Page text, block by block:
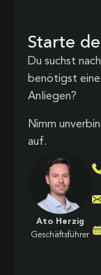
Starte
Du suchst
benötigst eine
Anliegen?
Nimm
auf.
Ato Herzig
Geschäftsführer